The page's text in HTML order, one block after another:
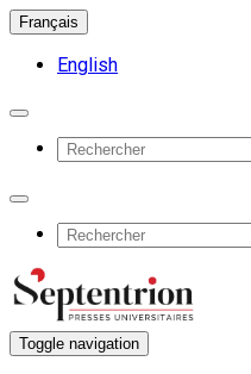
Français
English
Toggle navigation